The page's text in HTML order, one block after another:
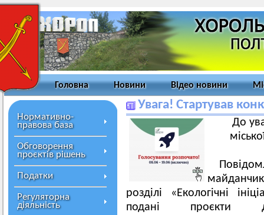
Головна Новини Відео новини
Нормативно-
правова база
Обговорення
проєктів рішень
Податки
Регуляторна
діяльність
Увага! Стартував
До
розділі «Екологічні
подані проєкти